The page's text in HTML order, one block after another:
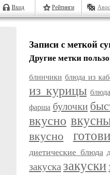
Вход Рейтинги
Записи с меткой
Другие метки
блинчики блюда из
из курицы
фарша булочки
вкусно
вкусно
диетические блюда
закусказакуски